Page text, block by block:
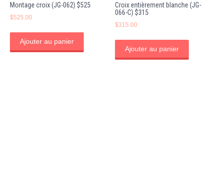
Montage croix (JG-062) $525
$525.00
Ajouter au panier
Croix entièrement blanche (JG-
066-C) $315
$315.00
Ajouter au panier